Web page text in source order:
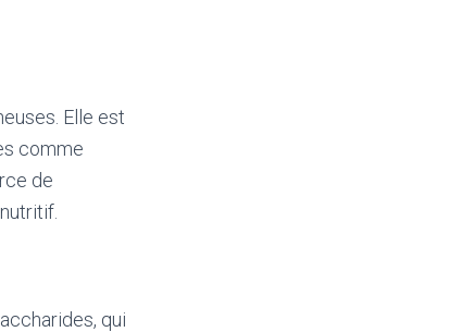
Elle est
comme
de
qui